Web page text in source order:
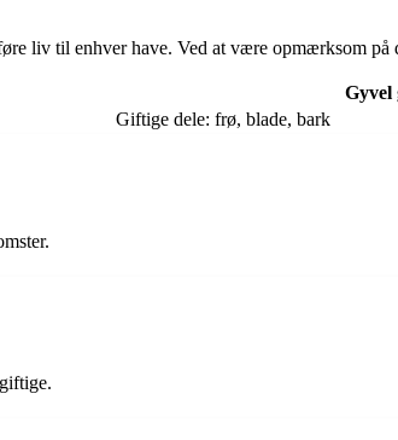
liv til enhver have. Ved at være opmærksom
Gyvel
Giftige dele: frø, blade, bark